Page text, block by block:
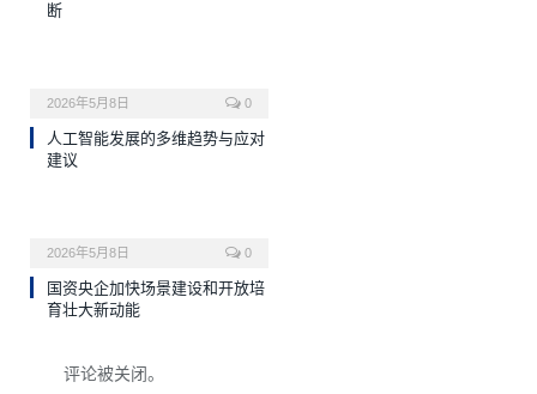
断
2026年5月8日 0
人工智能发展的多维趋势与应对
建议
2026年5月8日 0
国资央企加快场景建设和开放培
育壮大新动能
评论被关闭。